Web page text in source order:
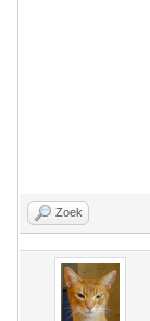
Zoek